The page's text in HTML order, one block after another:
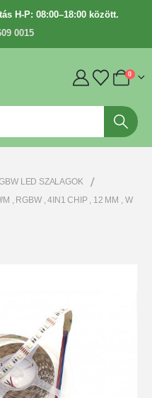
H-P: 08:00–18:00 között.
0015
0
LED SZALAGOK
, RGBW , 4IN1 CHIP , 12 MM , W